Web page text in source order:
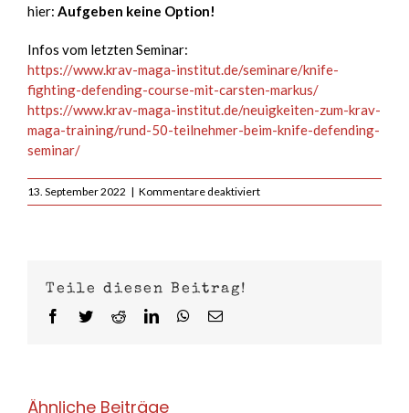
hier: Aufgeben keine Option!
Infos vom letzten Seminar:
https://www.krav-maga-institut.de/seminare/knife-
fighting-defending-course-mit-carsten-markus/
https://www.krav-maga-institut.de/neuigkeiten-zum-krav-
maga-training/rund-50-teilnehmer-beim-knife-defending-
seminar/
13. September 2022 | Kommentare deaktiviertfür
Effektive
Teile diesen Beitrag!
Facebook
TwitterRedditLinkedInWhatsApp
E-
Ähnliche Beiträge